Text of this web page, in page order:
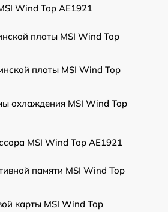
Wind Top AE1921
платы MSI Wind Top
платы MSI Wind Top
охлаждения MSI Wind Top
MSI Wind Top AE1921
памяти MSI Wind Top
карты MSI Wind Top